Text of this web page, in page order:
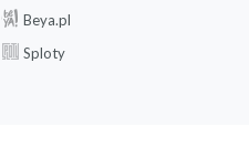
Beya.pl
Sploty